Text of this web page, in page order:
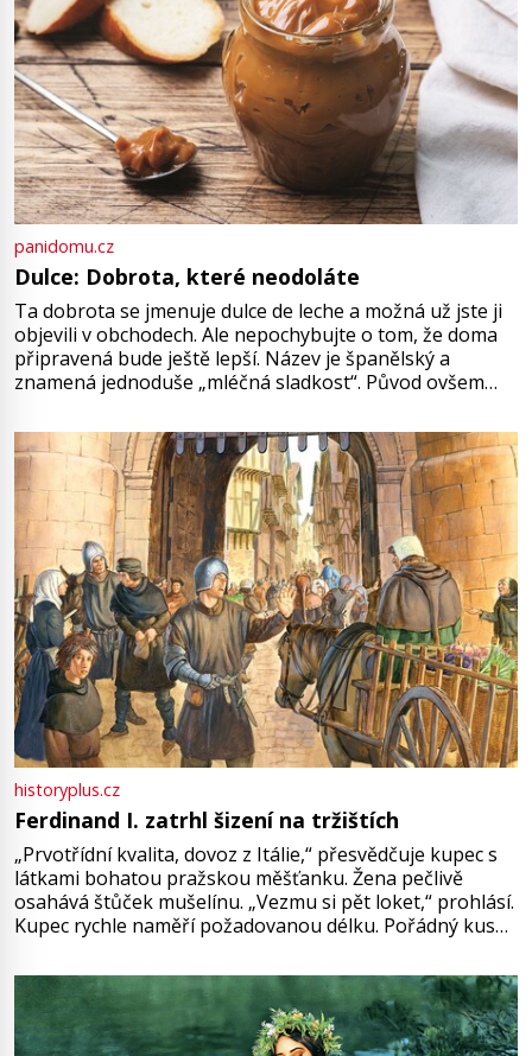
panidomu.cz
Dulce: Dobrota, které neodoláte
Ta dobrota se jmenuje dulce de leche a možná už jste ji
objevili v obchodech. Ale nepochybujte o tom, že doma
připravená bude ještě lepší. Název je španělský a
znamená jednoduše „mléčná sladkost“. Původ ovšem
pře hned několik latinskoamerických zemí a k tomu
Francie, kde se traduje,
historyplus.cz
Ferdinand I. zatrhl šizení na tržištích
„Prvotřídní kvalita, dovoz z Itálie,“ přesvědčuje kupec s
látkami bohatou pražskou měšťanku. Žena pečlivě
osahává štůček mušelínu. „Vezmu si pět loket,“ prohlásí.
Kupec rychle naměří požadovanou délku. Pořádný kus
milostpaní. Stačí jenom na sukni,“ zhodnotí švadlena
množství růžového mušelínu. „Ošidili vás, podívejte.“
Vezme do ruky dřevěnou